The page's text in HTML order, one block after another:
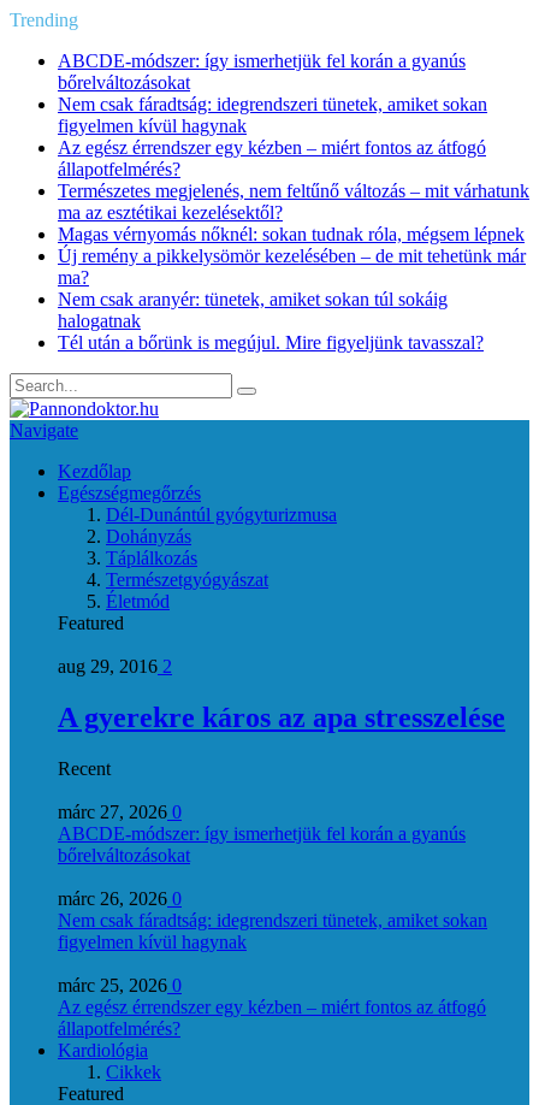
Trending
ABCDE‑módszer: így ismerhetjük fel korán a gyanús
bőrelváltozásokat
Nem csak fáradtság: idegrendszeri tünetek, amiket sokan
figyelmen kívül hagynak
Az egész érrendszer egy kézben – miért fontos az átfogó
állapotfelmérés?
Természetes megjelenés, nem feltűnő változás – mit várhatunk
ma az esztétikai kezelésektől?
Magas vérnyomás nőknél: sokan tudnak róla, mégsem lépnek
Új remény a pikkelysömör kezelésében – de mit tehetünk már
ma?
Nem csak aranyér: tünetek, amiket sokan túl sokáig
halogatnak
Tél után a bőrünk is megújul. Mire figyeljünk tavasszal?
Navigate
Kezdőlap
Egészségmegőrzés
Dél-Dunántúl gyógyturizmusa
Dohányzás
Táplálkozás
Természetgyógyászat
Életmód
Featured
aug 29, 2016 2
A gyerekre káros az apa stresszelése
Recent
márc 27, 2026 0
ABCDE‑módszer: így ismerhetjük fel korán a gyanús
bőrelváltozásokat
márc 26, 2026 0
Nem csak fáradtság: idegrendszeri tünetek, amiket sokan
figyelmen kívül hagynak
márc 25, 2026 0
Az egész érrendszer egy kézben – miért fontos az átfogó
állapotfelmérés?
Kardiológia
Cikkek
Featured